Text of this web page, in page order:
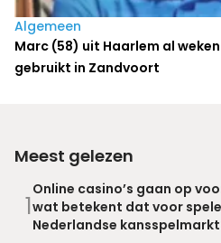
Algemeen
Marc (58) uit Haarlem al
gebruikt in Zandvoort
Meest gelezen
1
Online casino’s gaan op
wat betekent dat voor
Nederlandse